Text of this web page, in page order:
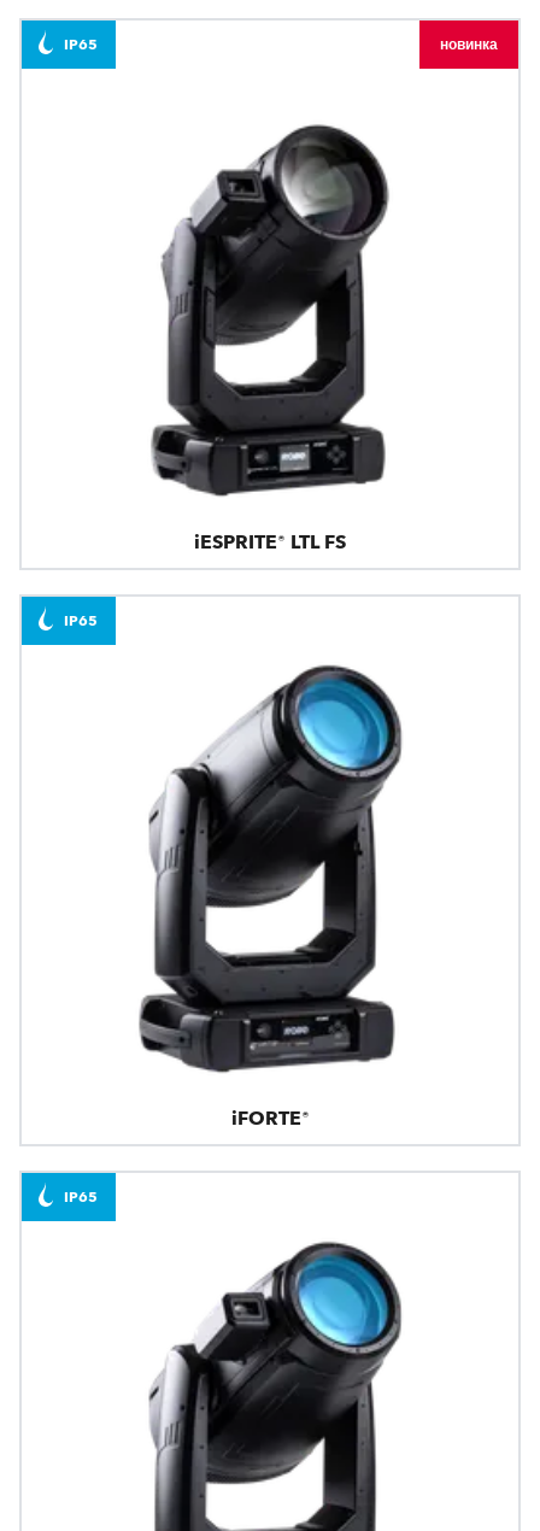
iESPRITE® LTL FS
IP65 новинка
iFORTE®
IP65
IP65